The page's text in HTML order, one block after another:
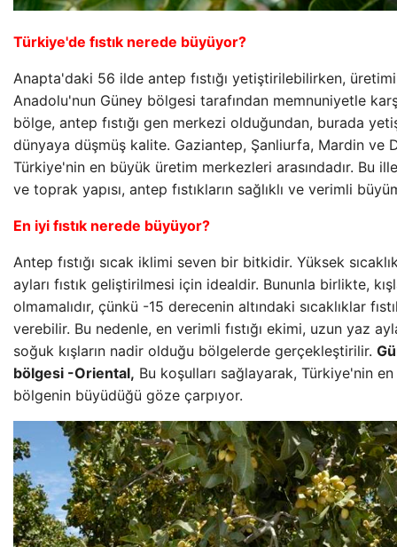
Türkiye'de fıstık nerede büyüyor?
Anapta'daki 56 ilde antep fıstığı yetiştirilebilirken,
Anadolu'nun Güney bölgesi tarafından memnuniyetle
bölge, antep fıstığı gen merkezi olduğundan, burada
dünyaya düşmüş kalite. Gaziantep, Şanliurfa, Mardin ve
Türkiye'nin en büyük üretim merkezleri arasındadır. Bu
ve toprak yapısı, antep fıstıkların sağlıklı ve verimli
En iyi fıstık nerede büyüyor?
Antep fıstığı sıcak iklimi seven bir bitkidir. Yüksek
ayları fıstık geliştirilmesi için idealdir. Bununla birlikte,
olmamalıdır, çünkü -15 derecenin altındaki sıcaklıklar
verebilir. Bu nedenle, en verimli fıstığı ekimi, uzun yaz
soğuk kışların nadir olduğu bölgelerde gerçekleştirilir.
bölgesi -Oriental, Bu koşulları sağlayarak, Türkiye'nin
bölgenin büyüdüğü göze çarpıyor.